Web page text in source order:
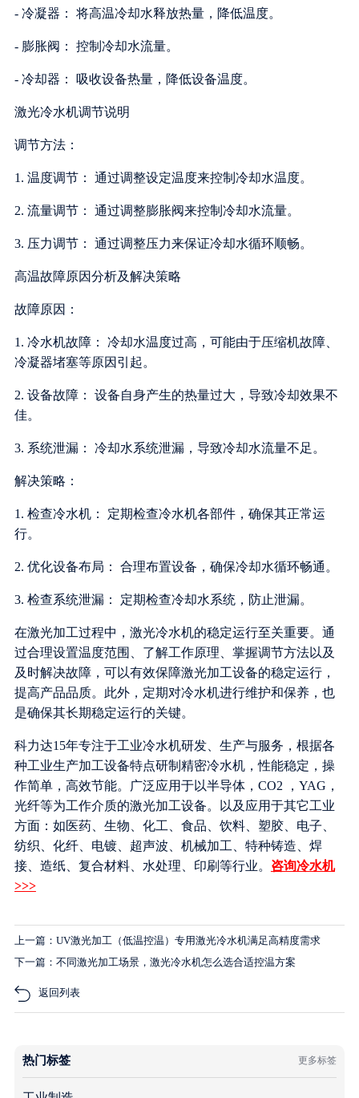
- 冷凝器： 将高温冷却水释放热量，降低温度。
- 膨胀阀： 控制冷却水流量。
- 冷却器： 吸收设备热量，降低设备温度。
激光冷水机调节说明
调节方法：
1. 温度调节： 通过调整设定温度来控制冷却水温度。
2. 流量调节： 通过调整膨胀阀来控制冷却水流量。
3. 压力调节： 通过调整压力来保证冷却水循环顺畅。
高温故障原因分析及解决策略
故障原因：
1. 冷水机故障： 冷却水温度过高，可能由于压缩机故障、
冷凝器堵塞等原因引起。
2. 设备故障： 设备自身产生的热量过大，导致冷却效果不
佳。
3. 系统泄漏： 冷却水系统泄漏，导致冷却水流量不足。
解决策略：
1. 检查冷水机： 定期检查冷水机各部件，确保其正常运
行。
2. 优化设备布局： 合理布置设备，确保冷却水循环畅通。
3. 检查系统泄漏： 定期检查冷却水系统，防止泄漏。
在激光加工过程中，激光冷水机的稳定运行至关重要。通
过合理设置温度范围、了解工作原理、掌握调节方法以及
及时解决故障，可以有效保障激光加工设备的稳定运行，
提高产品品质。此外，定期对冷水机进行维护和保养，也
是确保其长期稳定运行的关键。
科力达15年专注于工业冷水机研发、生产与服务，根据各
种工业生产加工设备特点研制精密冷水机，性能稳定，操
作简单，高效节能。广泛应用于以半导体，CO2 ，YAG，
光纤等为工作介质的激光加工设备。以及应用于其它工业
方面：如医药、生物、化工、食品、饮料、塑胶、电子、
纺织、化纤、电镀、超声波、机械加工、特种铸造、焊
接、造纸、复合材料、水处理、印刷等行业。 咨询冷水机
>>>
上一篇：UV激光加工（低温控温）专用激光冷水机满足高精度需求
下一篇：不同激光加工场景，激光冷水机怎么选合适控温方案
返回列表
热门标签 更多标签